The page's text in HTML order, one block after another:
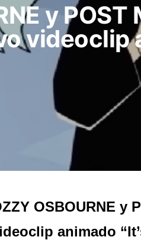
y POST
videoclip
OSBOURNE y
animado